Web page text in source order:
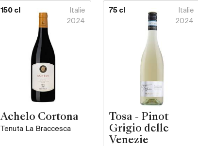
150 cl
Italie
2024
Achelo Cortona
Tenuta La Braccesca
75 cl
Italie
2024
Tosa - Pinot
Grigio delle
Venezie